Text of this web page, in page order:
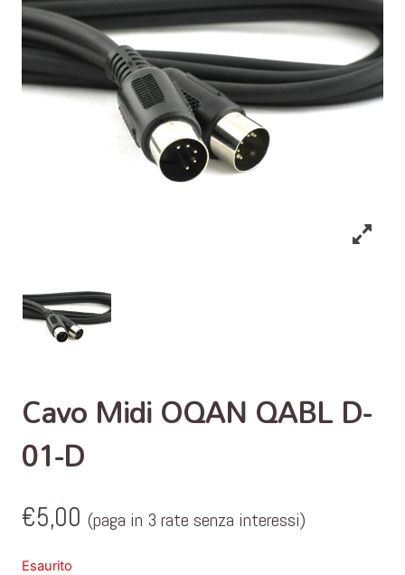
Cavo Midi OQAN QABL D-
01-D
€5,00 (paga in 3 rate senza interessi)
Esaurito